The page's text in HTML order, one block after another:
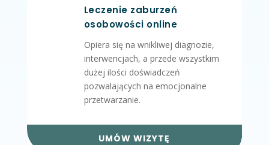
Leczenie zaburzeń
osobowości online
Opiera się na wnikliwej diagnozie,
interwencjach, a przede wszystkim
dużej ilości doświadczeń
pozwalających na emocjonalne
przetwarzanie.
UMÓW WIZYTĘ